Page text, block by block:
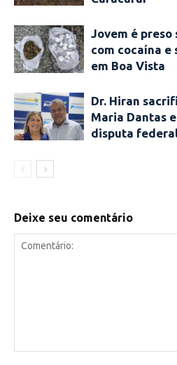
Jovem é
com cocaína e
em Boa Vista
Dr. Hiran
Maria Dantas
disputa
Deixe seu comentário